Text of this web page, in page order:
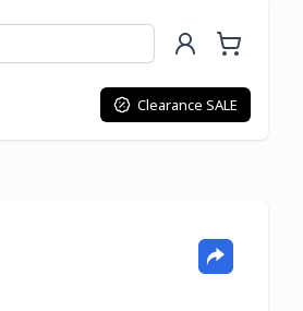
Clearance SALE